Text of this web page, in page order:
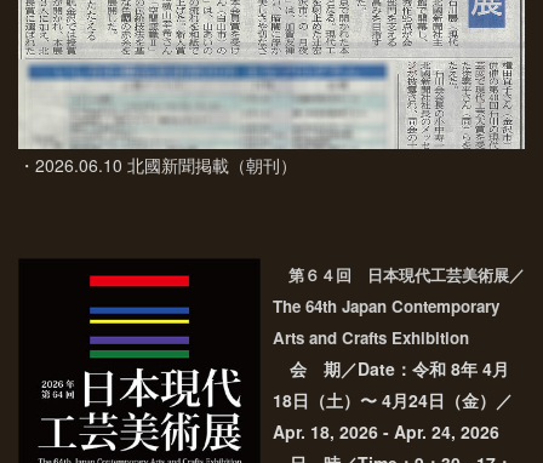
・2026.06.10 北國新聞掲載（朝刊）
第６４回 日本現代工芸美術展／
The 64th Japan Contemporary
Arts and Crafts Exhibition
会 期／Date：令和 8年 4月
18日（土）〜 4月24日（金）／
Apr. 18, 2026 - Apr. 24, 2026